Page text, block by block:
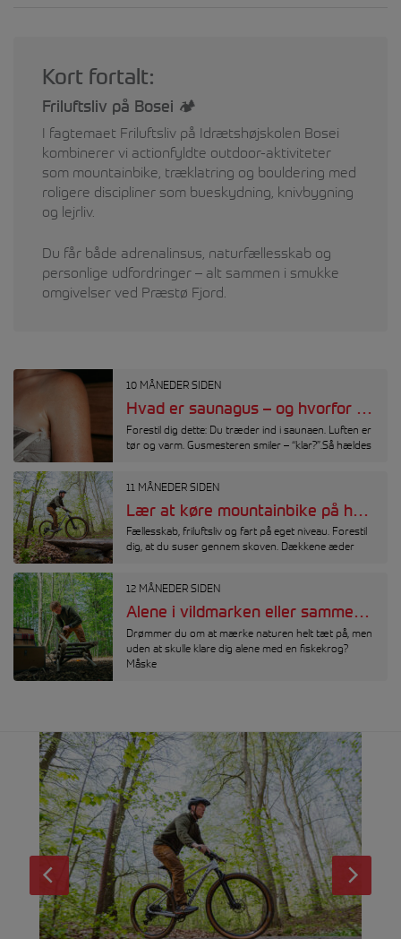
Kort fortalt:
Friluftsliv på Bosei 🏕️
I fagtemaet Friluftsliv på Idrætshøjskolen Bosei
kombinerer vi actionfyldte outdoor-aktiviteter
som mountainbike, træklatring og bouldering med
roligere discipliner som bueskydning, knivbygning
og lejrliv.
Du får både adrenalinsus, naturfællesskab og
personlige udfordringer – alt sammen i smukke
omgivelser ved Præstø Fjord.
10 MÅNEDER SIDEN
Hvad er saunagus – og hvorfor er alle så vilde med det?
Forestil dig dette: Du træder ind i saunaen. Luften er
tør og varm. Gusmesteren smiler – “klar?”.Så hældes
11 MÅNEDER SIDEN
Lær at køre mountainbike på højskole
Fællesskab, friluftsliv og fart på eget niveau. Forestil
dig, at du suser gennem skoven. Dækkene æder
12 MÅNEDER SIDEN
Alene i vildmarken eller sammen i fællesskab?
Drømmer du om at mærke naturen helt tæt på, men
uden at skulle klare dig alene med en fiskekrog?
Måske